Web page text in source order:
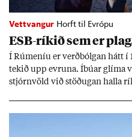
Vettvangur Horft til Evrópu
ESB-rík­ið sem er
Í Rúm­en­íu er verð­bólg­an hátt í
tek­ið upp evr­una. Íbú­ar glíma
stjórn­völd við stöð­ug­an halla